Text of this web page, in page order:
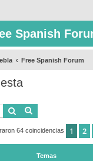
Spanish
Free Spanish Forum
Buscar
64 coincidencias 1 2
Temas